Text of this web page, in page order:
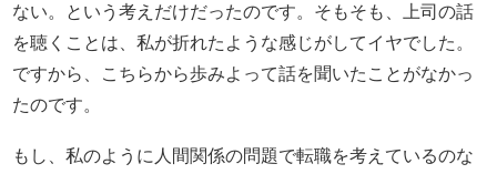
ない。という考えだけだったのです。そもそも、上司の話
を聴くことは、私が折れたような感じがしてイヤでした。
ですから、こちらから歩みよって話を聞いたことがなかっ
たのです。
もし、私のように人間関係の問題で転職を考えているのな